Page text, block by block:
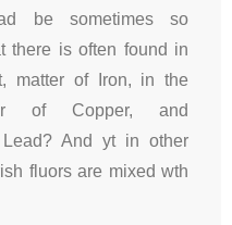
be sometimes so
there is often found in
matter of Iron, in the
of Copper, and
Lead? And yt in other
fluors are mixed wth